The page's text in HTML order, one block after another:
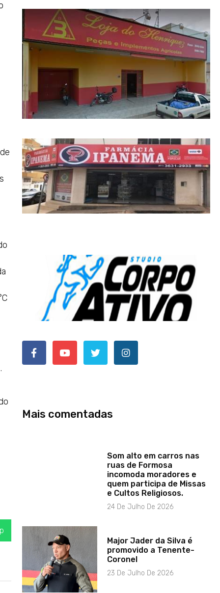
Mais comentadas
Som alto em carros nas
ruas de Formosa
incomoda moradores e
quem participa de Missas
e Cultos Religiosos.
24 De Julho De 2026
Major Jader da Silva é
promovido a Tenente-
Coronel
23 De Julho De 2026